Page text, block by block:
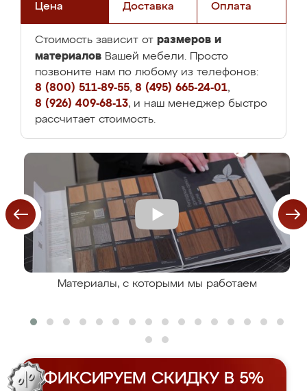
Цена Доставка Оплата
Стоимость зависит от размеров и
материалов Вашей мебели. Просто
позвоните нам по любому из телефонов:
8 (800) 511-89-55, 8 (495) 665-24-01,
8 (926) 409-68-13, и наш менеджер быстро
рассчитает стоимость.
Материалы, с которыми мы работаем
ФИКСИРУЕМ СКИДКУ В 5%